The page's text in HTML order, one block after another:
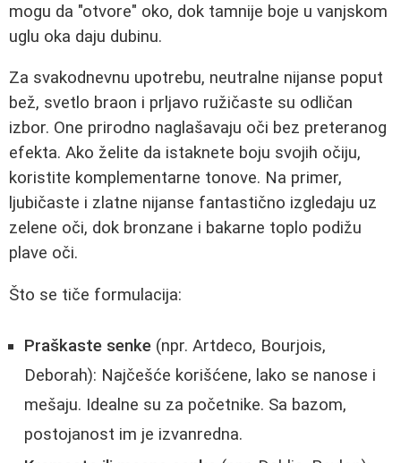
mogu da "otvore" oko, dok tamnije boje u vanjskom
uglu oka daju dubinu.
Za svakodnevnu upotrebu, neutralne nijanse poput
bež, svetlo braon i prljavo ružičaste su odličan
izbor. One prirodno naglašavaju oči bez preteranog
efekta. Ako želite da istaknete boju svojih očiju,
koristite komplementarne tonove. Na primer,
ljubičaste i zlatne nijanse fantastično izgledaju uz
zelene oči, dok bronzane i bakarne toplo podižu
plave oči.
Što se tiče formulacija:
Praškaste senke (npr. Artdeco, Bourjois,
Deborah): Najčešće korišćene, lako se nanose i
mešaju. Idealne su za početnike. Sa bazom,
postojanost im je izvanredna.